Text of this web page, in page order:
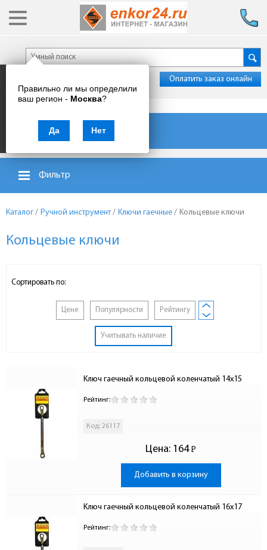
Правильно ли мы определили
ваш регион - Москва?
Да Нет
Оплатить заказ онлайн
Каталог товаров
Фильтр
Каталог / Ручной инструмент/ Ключи гаечные / Кольцевые ключи
Кольцевые ключи
Сортировать по:
Цене Популярности Рейтингу
Учитывать наличие
Ключ гаечный кольцевой коленчатый 14х15
Рейтинг:
Код: 26117
Цена: 164 Р
-
Добавить в корзину
Ключ гаечный кольцевой коленчатый 16х17
Рейтинг: